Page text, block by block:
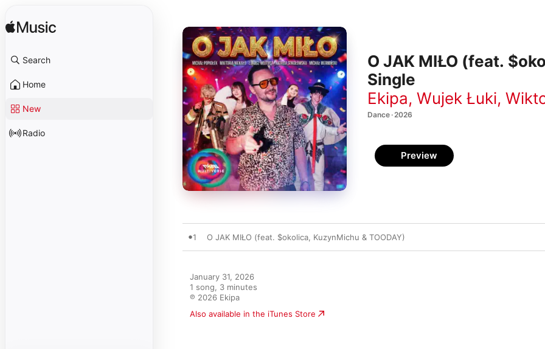
Search
Home
New
Radio
O JAK MIŁO (feat.
Single
Ekipa, Wujek Łuki,
Dance · 2026
Preview
1 O JAK MIŁO (feat. $okolica, KuzynMichu & TOODAY)
January 31, 2026
1 song, 3 minutes
℗ 2026 Ekipa
Also available in the iTunes Store